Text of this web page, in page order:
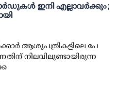
ഇനി എല്ലാവര്‍ക്കും;
ആശുപത്രികളിലെ പേ
നിലവിലുണ്ടായിരുന്ന